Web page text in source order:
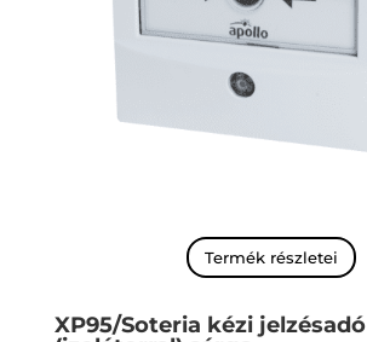
Termék részletei
XP95/Soteria kézi jelzésadó